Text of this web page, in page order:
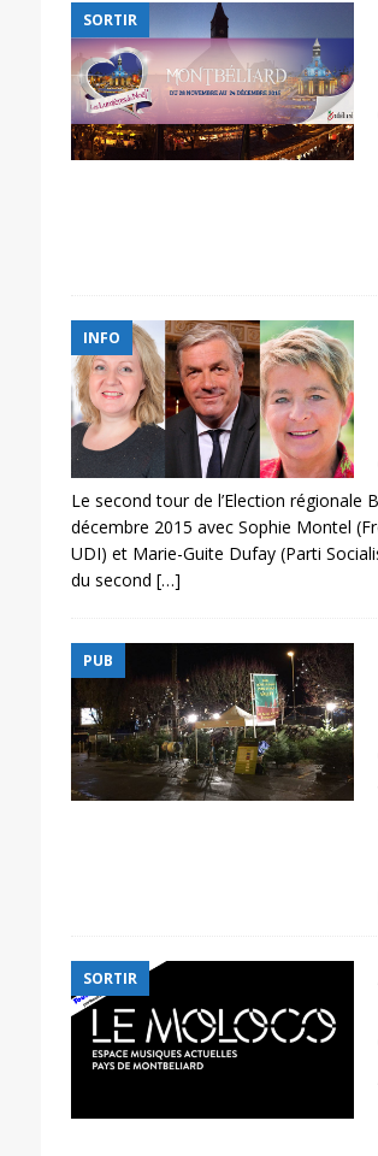
SORTIR
INFO
Le second tour de l’Election régionale
décembre 2015 avec Sophie Montel
UDI) et Marie-Guite Dufay (Parti
du second […]
PUB
SORTIR